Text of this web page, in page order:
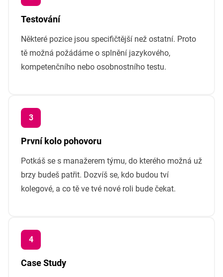
Testování
Některé pozice jsou specifičtější než ostatní. Proto
tě možná požádáme o splnění jazykového,
kompetenčního nebo osobnostního testu.
První kolo pohovoru
Potkáš se s manažerem týmu, do kterého možná už
brzy budeš patřit. Dozvíš se, kdo budou tví
kolegové, a co tě ve tvé nové roli bude čekat.
Case Study